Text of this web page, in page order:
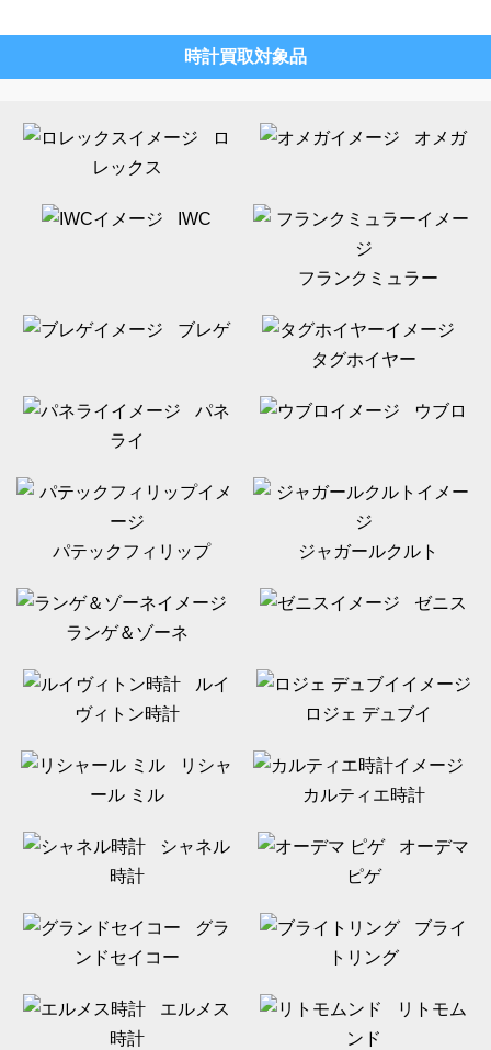
時計買取対象品
ロ
レックス
オメガ
IWC
フランクミュラー
ブレゲ
タグホイヤー
パネ
ライ
ウブロ
パテックフィリップ ジャガールクルト
ランゲ＆ゾーネ
ゼニス
ルイ
ヴィトン時計
ロジェ デュブイ
リシャ
ール ミル
カルティエ時計
シャネル
時計
オーデマ
ピゲ
グラ
ンドセイコー
ブライ
トリング
エルメス
時計
リトモム
ンド